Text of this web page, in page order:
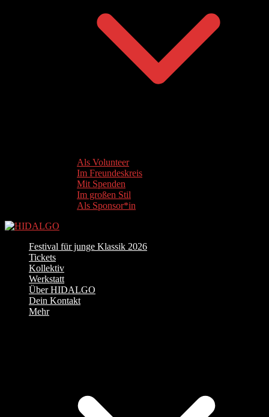
Als Volunteer
Im Freundeskreis
Mit Spenden
Im großen Stil
Als Sponsor*in
Festival für junge Klassik 2026
Tickets
Kollektiv
Werkstatt
Über HIDALGO
Dein Kontakt
Mehr